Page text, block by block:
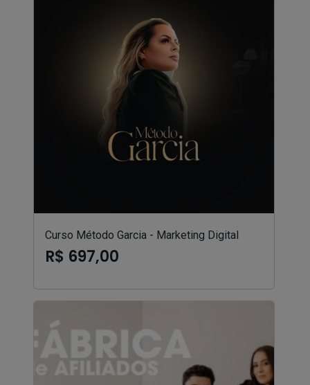
Curso Método Garcia - Marketing Digital
R$ 697,00